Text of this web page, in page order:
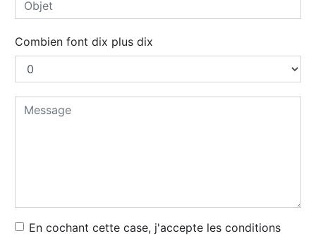
Combien font dix plus dix
En cochant cette case, j'accepte les conditions